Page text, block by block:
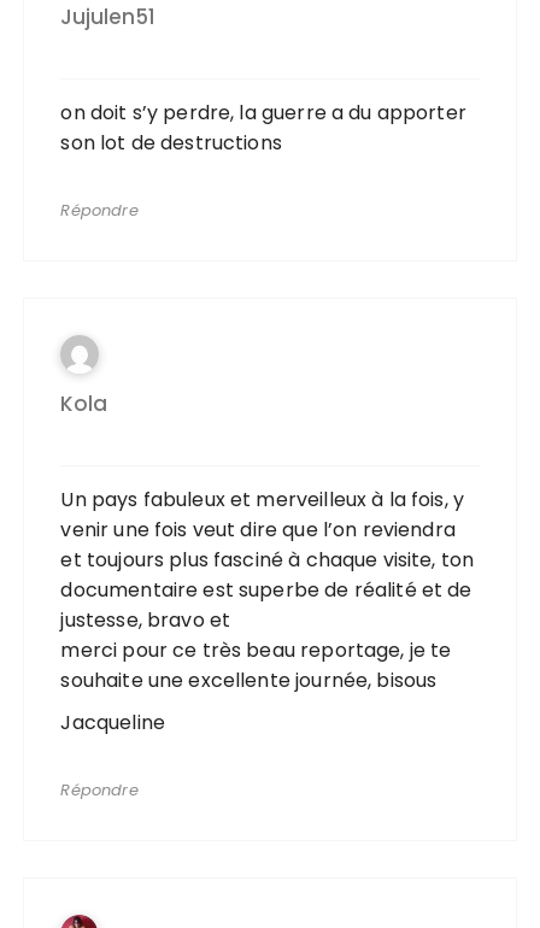
Jujulen51
on doit s’y perdre, la guerre a du apporter
son lot de destructions
Répondre
Kola
Un pays fabuleux et merveilleux à la fois, y
venir une fois veut dire que l’on reviendra
et toujours plus fasciné à chaque visite, ton
documentaire est superbe de réalité et de
justesse, bravo et
merci pour ce très beau reportage, je te
souhaite une excellente journée, bisous
Jacqueline
Répondre